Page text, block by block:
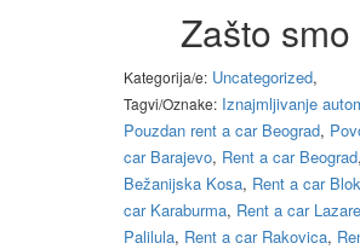
Zašto
Kategorija/e: Uncategorized,
Tagvi/Oznake: Iznajmljivanje
Pouzdan rent a car Beograd,
car Barajevo, Rent a car Beograd,
Bežanijska Kosa, Rent a car
car Karaburma, Rent a car
Palilula, Rent a car Rakovica,